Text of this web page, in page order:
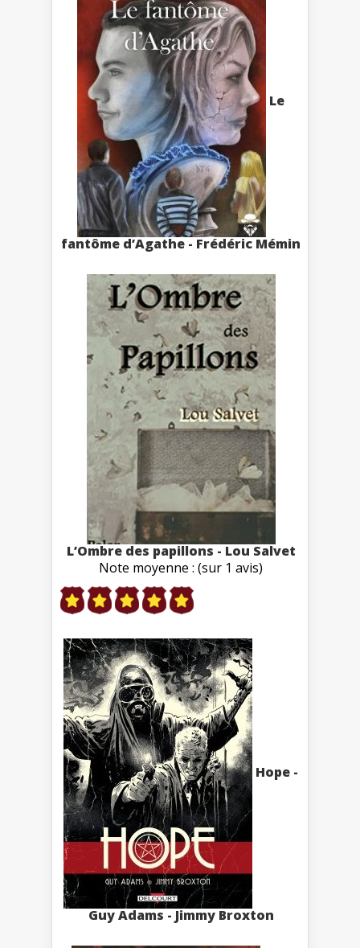
Le
fantôme d’Agathe - Frédéric Mémin
L’Ombre des papillons - Lou Salvet
Note moyenne : (sur 1 avis)
Hope -
Guy Adams - Jimmy Broxton